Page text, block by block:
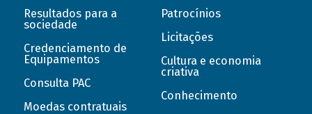
Resultados para a
sociedade
Credenciamento de
Equipamentos
Consulta PAC
Moedas contratuais
Patrocínios
Licitações
Cultura e economia
criativa
Conhecimento